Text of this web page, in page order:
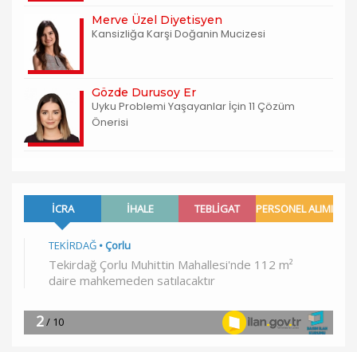
Merve Üzel Diyetisyen
Kansizliğa Karşi Doğanin Mucizesi
Gözde Durusoy Er
Uyku Problemi Yaşayanlar İçin 11 Çözüm
Önerisi